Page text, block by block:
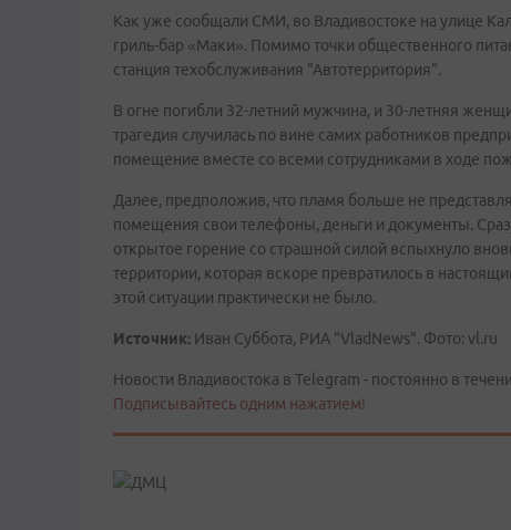
Как уже сообщали СМИ, во Владивостоке на улице
гриль-бар «Маки». Помимо точки общественного
станция техобслуживания "Автотерритория".
В огне погибли 32-летний мужчина, и 30-летняя
трагедия случилась по вине самих работников
помещение вместе со всеми сотрудниками в ходе
Далее, предположив, что пламя больше не
помещения свои телефоны, деньги и документы.
открытое горение со страшной силой вспыхнуло
территории, которая вскоре превратилось в
этой ситуации практически не было.
Источник: Иван Суббота, РИА "VladNews". Фото: vl.ru
Новости Владивостока в Telegram - постоянно в
Подписывайтесь одним нажатием!